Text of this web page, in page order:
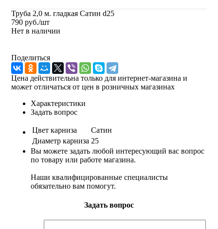
Труба 2,0 м. гладкая Сатин d25
790 руб./шт
Нет в наличии
Поделиться
Цена действительна только для интернет-магазина и
может отличаться от цен в розничных магазинах
Характеристики
Задать вопрос
Цвет карниза
Сатин
Диаметр карниза 25
Вы можете задать любой интересующий вас вопрос
по товару или работе магазина.
Наши квалифицированные специалисты
обязательно вам помогут.
Задать вопрос